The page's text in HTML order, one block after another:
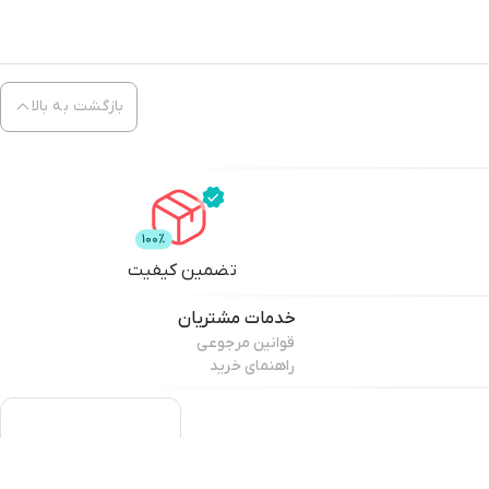
بازگشت به بالا
تضمین کیفیت
خدمات مشتریان
قوانین مرجوعی
راهنمای خرید